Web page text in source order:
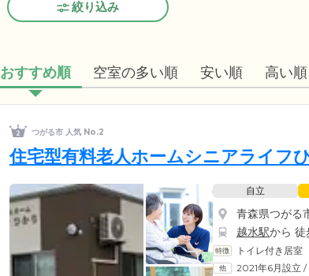
絞り込み
おすすめ順 空室の多い順 安い順 高い順
つがる市 人気 No.2
住宅型有料老人ホームシニアライフ
自立
青森県つがる
越水駅から 徒
トイレ付き居室
2021年6月設立 /